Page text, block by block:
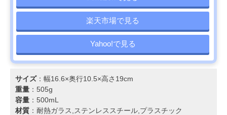
楽天市場で見る
Yahoo!で見る
サイズ：幅16.6×奥行10.5×高さ19cm
重量 ：505g
容量 ：500mL
材質 ：耐熱ガラス,ステンレススチール,プラスチック